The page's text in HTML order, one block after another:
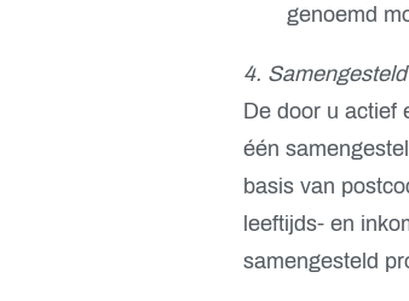
genoemd
4.
De door u actief
één
basis van
leeftijds- en
samengesteld